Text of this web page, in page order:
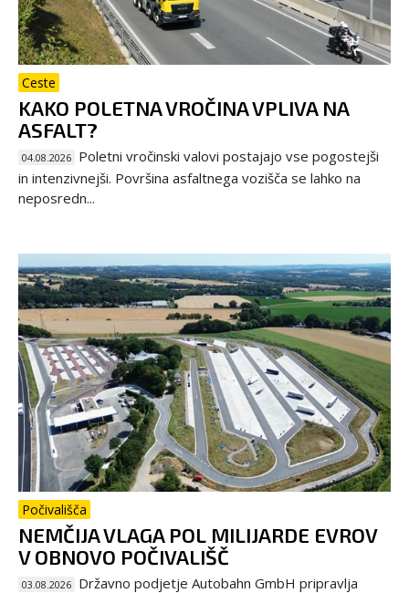
Ceste
KAKO POLETNA VROČINA VPLIVA NA
ASFALT?
04.08.2026 Poletni vročinski valovi postajajo vse pogostejši
in intenzivnejši. Površina asfaltnega vozišča se lahko na
neposredn...
Počivališča
NEMČIJA VLAGA POL MILIJARDE EVROV
V OBNOVO POČIVALIŠČ
03.08.2026 Državno podjetje Autobahn GmbH pripravlja